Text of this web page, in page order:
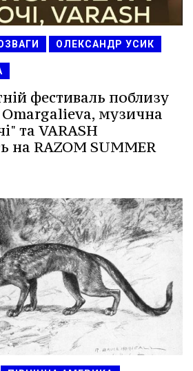
ОЛЕКСАНДР УСИК
фестиваль поблизу
музична
та VARASH
на RAZOM SUMMER